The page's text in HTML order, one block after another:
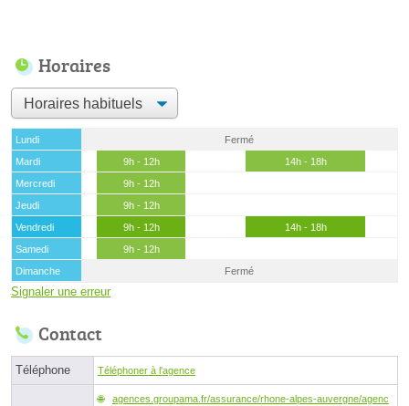
Horaires
Lundi
Fermé
Mardi
9h - 12h
14h - 18h
Mercredi
9h - 12h
Jeudi
9h - 12h
Vendredi
9h - 12h
14h - 18h
Samedi
9h - 12h
Dimanche
Fermé
Signaler une erreur
Contact
Téléphone Téléphoner à l'agence
agences.groupama.fr/assurance/rhone-alpes-auvergne/agenc